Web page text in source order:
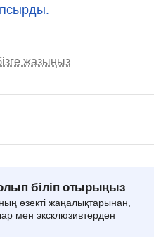
жазыңыз
біліп отырыңыз
өзекті жаңалықтарынан,
мен эксклюзивтерден